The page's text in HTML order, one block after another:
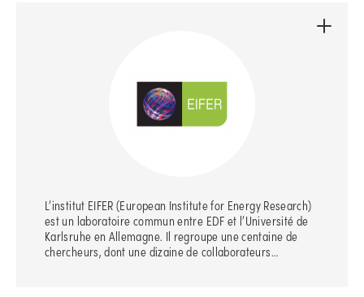
L’institut EIFER (European Institute for Energy Research)
est un laboratoire commun entre EDF et l’Université de
Karlsruhe en Allemagne. Il regroupe une centaine de
chercheurs, dont une dizaine de collaborateurs…